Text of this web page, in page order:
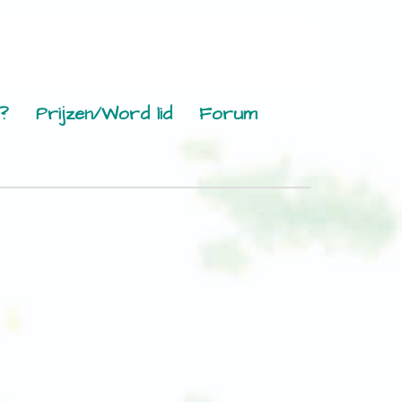
Prijzen/Word lid Forum